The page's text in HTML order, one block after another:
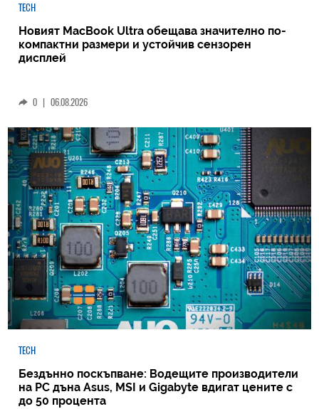
TECH
Новият MacBook Ultra обещава значително по-
компактни размери и устойчив сензорен
дисплей
0 | 06.08.2026
TECH
Бездънно поскъпване: Водещите производители
на РС дъна Asus, MSI и Gigabyte вдигат цените с
до 50 процента